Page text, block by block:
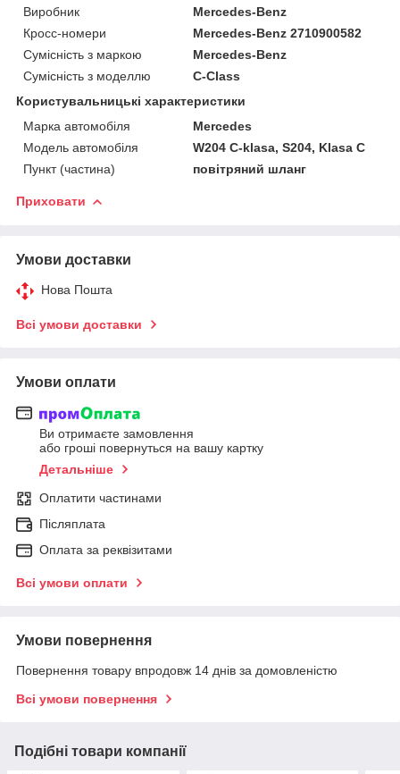
Виробник
Mercedes-Benz
Кросс-номери
Mercedes-Benz 2710900582
Сумісність з маркою
Mercedes-Benz
Сумісність з моделлю
C-Class
Користувальницькі характеристики
Марка автомобіля
Mercedes
Модель автомобіля
W204 C-klasa, S204, Klasa C
Пункт (частина)
повітряний шланг
Приховати
Умови доставки
Нова Пошта
Всі умови доставки
Умови оплати
Ви отримаєте замовлення
або гроші повернуться на вашу картку
Детальніше
Оплатити частинами
Післяплата
Оплата за реквізитами
Всі умови оплати
Умови повернення
Повернення товару впродовж 14 днів за домовленістю
Всі умови повернення
Подібні товари компанії